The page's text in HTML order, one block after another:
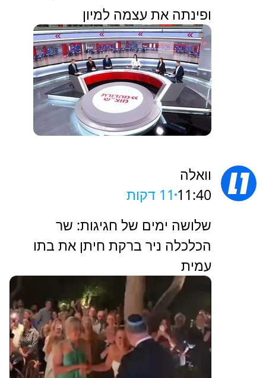
ופינתה את עצמה למיון
וואלה
11:40 12 דקות
שלושה ימים של חגיגות: שר
הכלכלה ניר ברקת חיתן את בתו
עמית